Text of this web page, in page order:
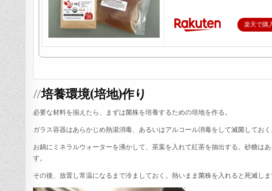
楽天で購
//培養環境(培地)作り
必要な材料を揃えたら、まずは菌株を培養するための培地を作る。
ガラス容器はあらかじめ熱湯消毒、あるいはアルコール消毒をして滅菌してお
お鍋にミネラルウォーターを沸かして、茶葉を入れて紅茶を抽出する。砂糖は
す。
その後、放置し常温になるまで冷ましておく。熱いまま菌株を入れると死滅しま